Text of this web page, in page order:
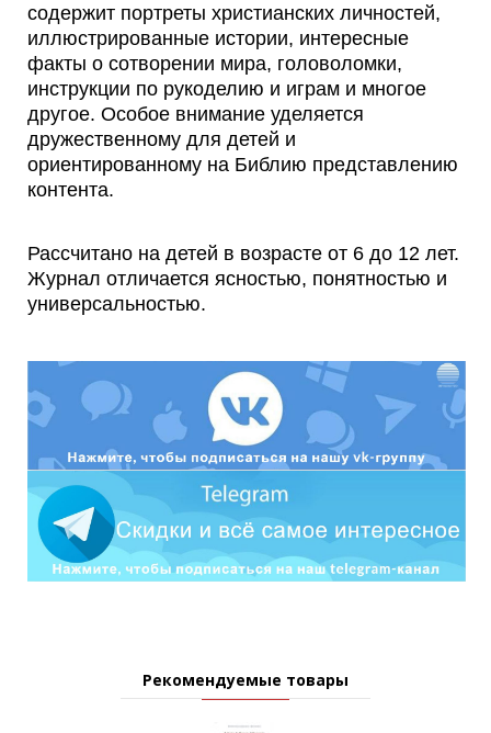
содержит портреты христианских личностей,
иллюстрированные истории, интересные
факты о сотворении мира, головоломки,
инструкции по рукоделию и играм и многое
другое. Особое внимание уделяется
дружественному для детей и
ориентированному на Библию представлению
контента.
Рассчитано на детей в возрасте от 6 до 12 лет.
Журнал отличается ясностью, понятностью и
универсальностью.
Рекомендуемые товары